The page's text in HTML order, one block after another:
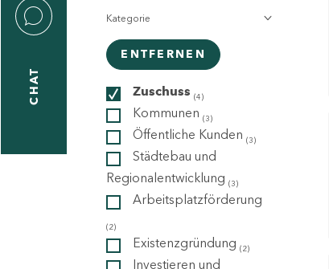
CHAT
Kategorie
ENTFERNEN
Zuschuss (4)
Kommunen (3)
Öffentliche Kunden (3)
Städtebau und
Regionalentwicklung (3)
Arbeitsplatzförderung
(2)
Existenzgründung (2)
Investieren und